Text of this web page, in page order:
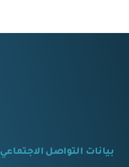
بيانات التواصل الاجتماعي